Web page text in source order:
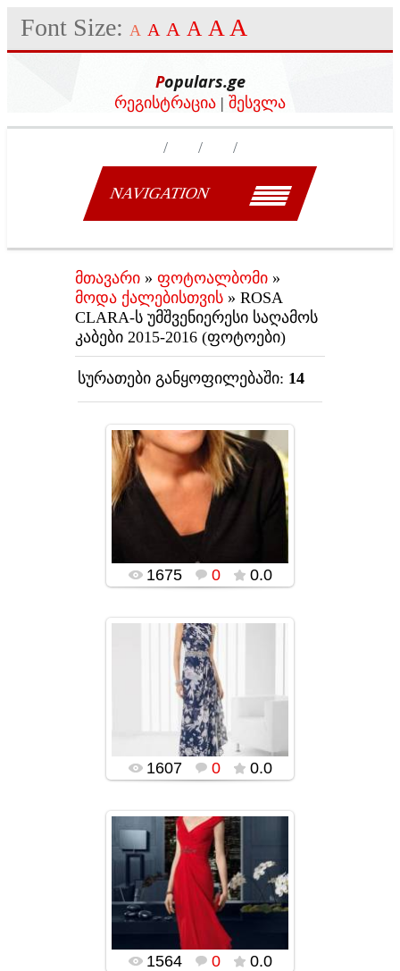
Font Size: A A A A A A
Populars.ge
რეგისტრაცია | შესვლა
NAVIGATION
მთავარი » ფოტოალბომი »
მოდა ქალებისთვის » ROSA
CLARA-ს უმშვენიერესი საღამოს
კაბები 2015-2016 (ფოტოები)
სურათები განყოფილებაში: 14
22.12.2015
ROSA CLARA-ს
უმშვენიერესი
საღამოს კაბები
2015-2016
(ფოტოები)
popularsge
1675
0 0.0
22.12.2015
ROSA CLARA-ს
უმშვენიერესი
საღამოს კაბები
2015-2016
(ფოტოები)
popularsge
1607
0 0.0
22.12.2015
ROSA CLARA-ს
უმშვენიერესი
საღამოს კაბები
2015-2016
(ფოტოები)
popularsge
1564
0 0.0